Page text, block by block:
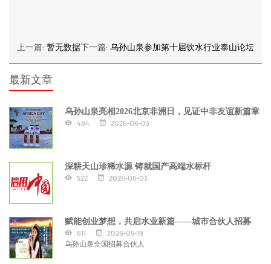
上一篇: 暂无数据下一篇: 乌孙山泉参加第十届饮水行业泰山论坛
最新文章
乌孙山泉亮相2026北京非洲日，见证中非友谊新篇章
484 2026-06-03
深耕天山珍稀水源 铸就国产高端水标杆
522 2026-06-03
赋能创业梦想，共启水业新篇——城市合伙人招募
611 2026-05-19
乌孙山泉全国招募合伙人